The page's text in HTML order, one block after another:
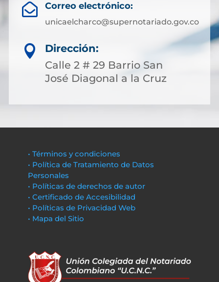
 Correo electrónico:
unicaelcharco@supernotariado.gov.co

Dirección:
Calle 2 # 29 Barrio San
José Diagonal a la Cruz
• Términos y condiciones
• Política de Tratamiento de Datos
Personales
• Políticas de derechos de autor
• Certificado de Accesibilidad
• Políticas de Privacidad Web
• Mapa del Sitio